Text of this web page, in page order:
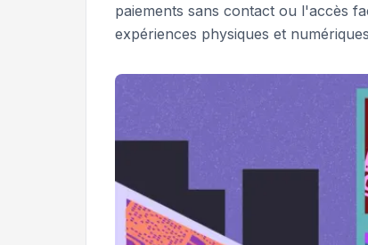
paiements sans contact ou l'accès
expériences physiques et